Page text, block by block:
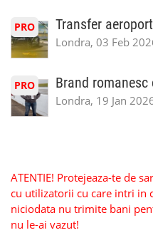
PRO Transfer
Londra, 03 Feb
PRO Brand
Londra, 19 Jan
ATENTIE! Protejeaza-te de
cu utilizatorii cu care intri in
niciodata nu trimite bani
nu le-ai vazut!